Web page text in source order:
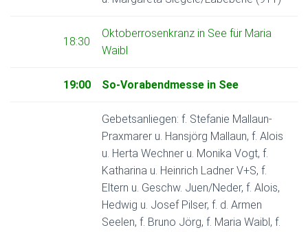
18:30
Oktoberrosenkranz in See für Maria
Waibl
19:00 So-Vorabendmesse in See
Gebetsanliegen: f. Stefanie Mallaun-
Praxmarer u. Hansjörg Mallaun, f. Alois
u. Herta Wechner u. Monika Vogt, f.
Katharina u. Heinrich Ladner V+S, f.
Eltern u. Geschw. Juen/Neder, f. Alois,
Hedwig u. Josef Pilser, f. d. Armen
Seelen, f. Bruno Jörg, f. Maria Waibl, f.